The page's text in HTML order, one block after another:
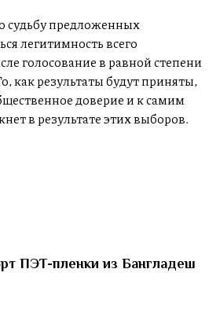
судьбу предложенных
легитимность всего
голосование в равной степени
как результаты будут приняты,
доверие и к самим
в результате этих выборов.
ПЭТ-пленки из Бангладеш